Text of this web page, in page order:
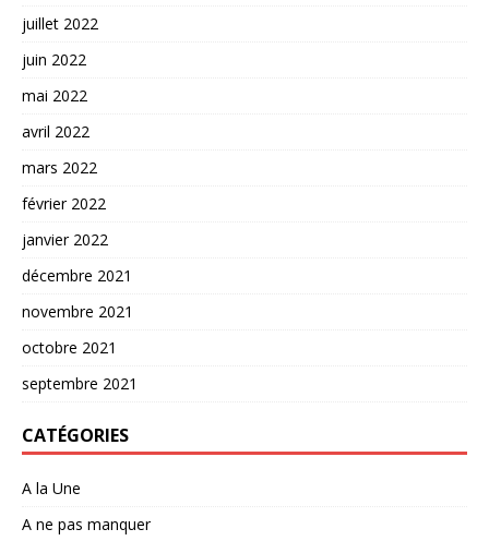
juillet 2022
juin 2022
mai 2022
avril 2022
mars 2022
février 2022
janvier 2022
décembre 2021
novembre 2021
octobre 2021
septembre 2021
CATÉGORIES
A la Une
A ne pas manquer